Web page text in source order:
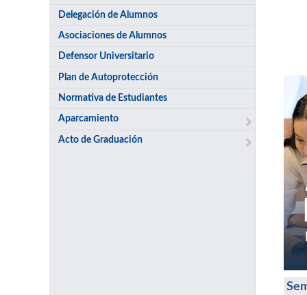
Delegación de Alumnos
Asociaciones de Alumnos
Defensor Universitario
Plan de Autoprotección
Normativa de Estudiantes
Aparcamiento
Acto de Graduación